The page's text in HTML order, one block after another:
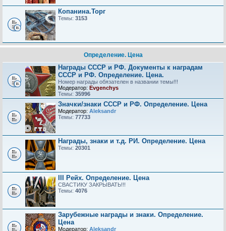
Копанина.Торг
Темы: 3153
Определение. Цена
Награды СССР и РФ. Документы к наградам
СССР и РФ. Определение. Цена.
Номер награды обязателен в названии темы!!!
Модератор: Evgenchys
Темы: 35996
Значки/знаки СССР и РФ. Определение. Цена
Модератор: Aleksandr
Темы: 77733
Награды, знаки и т.д. РИ. Определение. Цена
Темы: 20301
III Рейх. Определение. Цена
СВАСТИКУ ЗАКРЫВАТЬ!!!
Темы: 4076
Зарубежные награды и знаки. Определение.
Цена
Модератор: Aleksandr